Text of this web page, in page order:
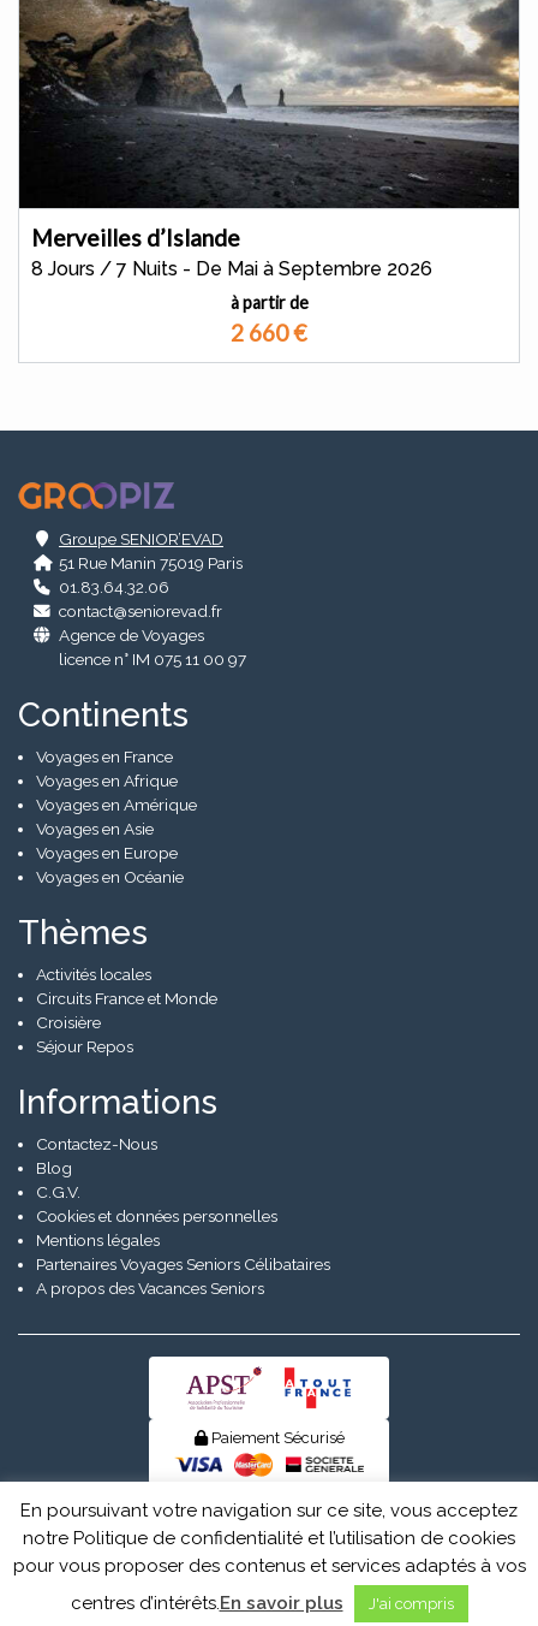
Merveilles d’Islande
8 Jours / 7 Nuits - De Mai à Septembre 2026
à partir de
2 660€
Groupe SENIOR’EVAD
51 Rue Manin 75019 Paris
01.83.64.32.06
contact@seniorevad.fr
Agence de Voyages
licence n° IM 075 11 00 97
Continents
Voyages en France
Voyages en Afrique
Voyages en Amérique
Voyages en Asie
Voyages en Europe
Voyages en Océanie
Thèmes
Activités locales
Circuits France et Monde
Croisière
Séjour Repos
Informations
Contactez-Nous
Blog
C.G.V.
Cookies et données personnelles
Mentions légales
Partenaires Voyages Seniors Célibataires
A propos des Vacances Seniors
Paiement Sécurisé
© Senior Evad 2026
En poursuivant votre navigation sur ce site, vous acceptez
notre Politique de confidentialité et l’utilisation de cookies
pour vous proposer des contenus et services adaptés à vos
centres d’intérêts.En savoir plus J'ai compris